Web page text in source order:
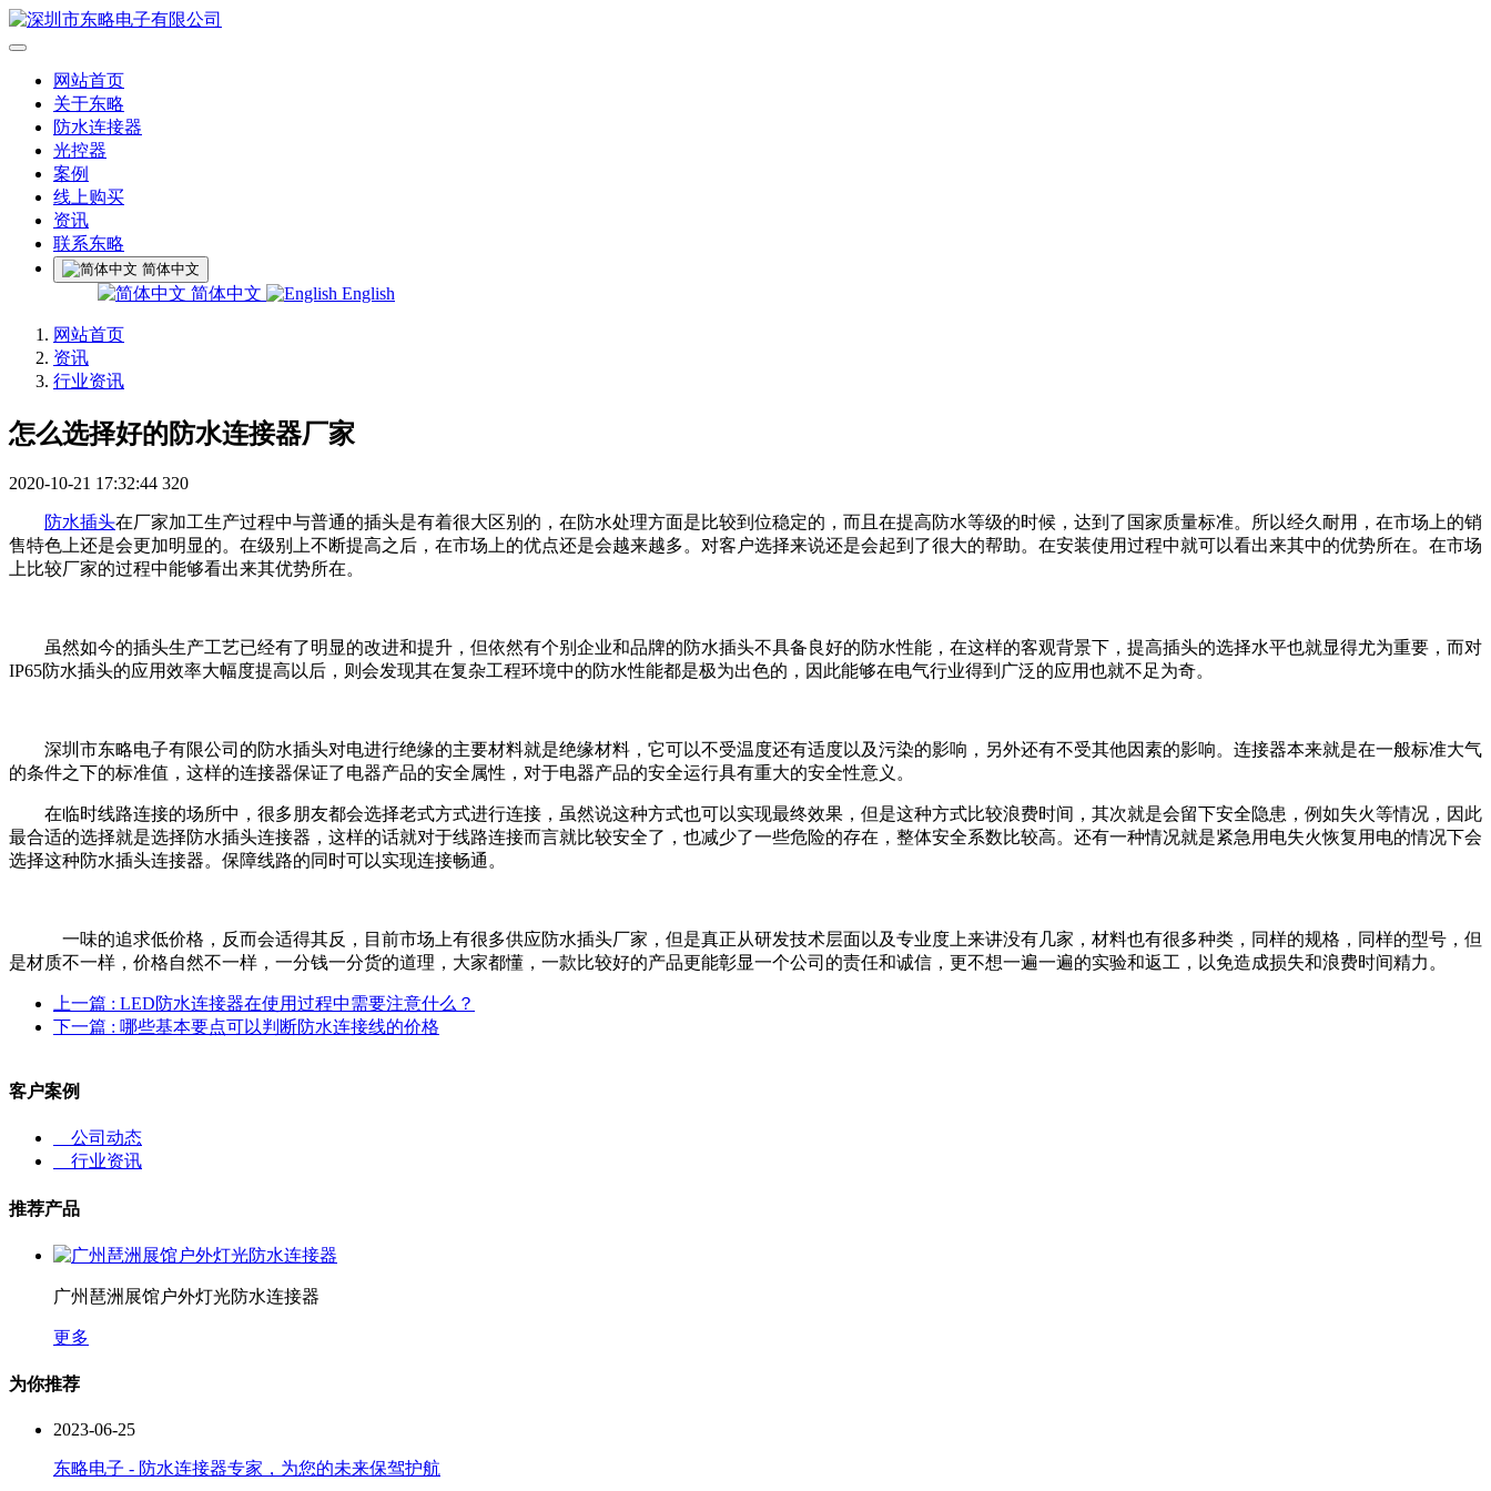
网站首页
关于东略
防水连接器
光控器
案例
线上购买
资讯
联系东略
简体中文
简体中文 English
网站首页
资讯
行业资讯
怎么选择好的防水连接器厂家
2020-10-21 17:32:44 320
防水插头在厂家加工生产过程中与普通的插头是有着很大区别的，在防水处理方面是比较到位稳定的，而且在提高防水等级的时候，达到了国家质量标准。所以经久耐用，在市场上的销
售特色上还是会更加明显的。在级别上不断提高之后，在市场上的优点还是会越来越多。对客户选择来说还是会起到了很大的帮助。在安装使用过程中就可以看出来其中的优势所在。在市场
上比较厂家的过程中能够看出来其优势所在。
虽然如今的插头生产工艺已经有了明显的改进和提升，但依然有个别企业和品牌的防水插头不具备良好的防水性能，在这样的客观背景下，提高插头的选择水平也就显得尤为重要，而对
IP65防水插头的应用效率大幅度提高以后，则会发现其在复杂工程环境中的防水性能都是极为出色的，因此能够在电气行业得到广泛的应用也就不足为奇。
深圳市东略电子有限公司的防水插头对电进行绝缘的主要材料就是绝缘材料，它可以不受温度还有适度以及污染的影响，另外还有不受其他因素的影响。连接器本来就是在一般标准大气
的条件之下的标准值，这样的连接器保证了电器产品的安全属性，对于电器产品的安全运行具有重大的安全性意义。
在临时线路连接的场所中，很多朋友都会选择老式方式进行连接，虽然说这种方式也可以实现最终效果，但是这种方式比较浪费时间，其次就是会留下安全隐患，例如失火等情况，因此
最合适的选择就是选择防水插头连接器，这样的话就对于线路连接而言就比较安全了，也减少了一些危险的存在，整体安全系数比较高。还有一种情况就是紧急用电失火恢复用电的情况下会
选择这种防水插头连接器。保障线路的同时可以实现连接畅通。
一味的追求低价格，反而会适得其反，目前市场上有很多供应防水插头厂家，但是真正从研发技术层面以及专业度上来讲没有几家，材料也有很多种类，同样的规格，同样的型号，但
是材质不一样，价格自然不一样，一分钱一分货的道理，大家都懂，一款比较好的产品更能彰显一个公司的责任和诚信，更不想一遍一遍的实验和返工，以免造成损失和浪费时间精力。
上一篇 : LED防水连接器在使用过程中需要注意什么？
下一篇 : 哪些基本要点可以判断防水连接线的价格
客户案例
公司动态
行业资讯
推荐产品
广州琶洲展馆户外灯光防水连接器
更多
为你推荐
2023-06-25
东略电子 - 防水连接器专家，为您的未来保驾护航